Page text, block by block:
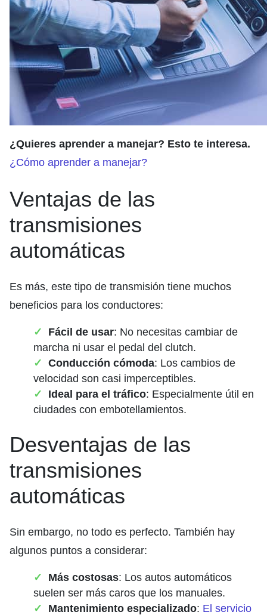
¿Quieres aprender a manejar? Esto te interesa.
¿Cómo aprender a manejar?
Ventajas de las
transmisiones
automáticas
Es más, este tipo de transmisión tiene muchos
beneficios para los conductores:
Fácil de usar: No necesitas cambiar de
marcha ni usar el pedal del clutch.
Conducción cómoda: Los cambios de
velocidad son casi imperceptibles.
Ideal para el tráfico: Especialmente útil en
ciudades con embotellamientos.
Desventajas de las
transmisiones
automáticas
Sin embargo, no todo es perfecto. También hay
algunos puntos a considerar:
Más costosas: Los autos automáticos
suelen ser más caros que los manuales.
Mantenimiento especializado: El servicio